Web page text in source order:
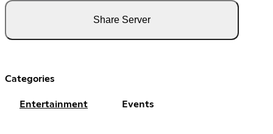
Share Server
Categories
Entertainment Events